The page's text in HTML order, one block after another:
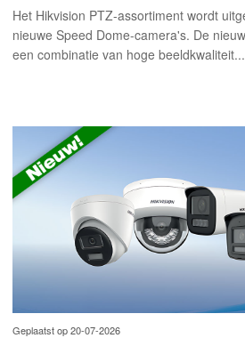
Het Hikvision PTZ-assortiment wordt
nieuwe Speed Dome-camera's. De
een combinatie van hoge beeldkwaliteit...
Geplaatst op 20-07-2026